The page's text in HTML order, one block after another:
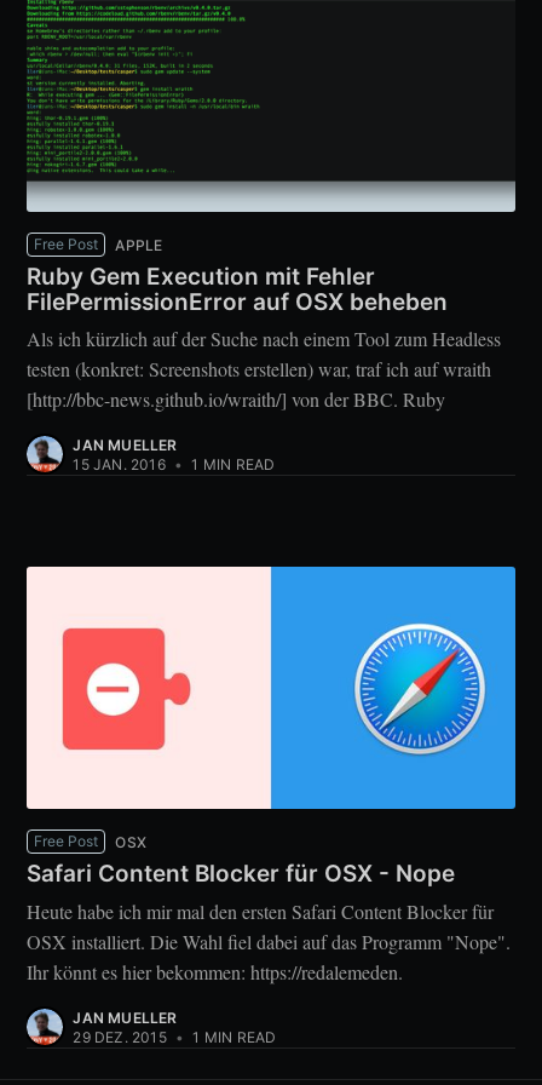
Free Post APPLE
Ruby Gem Execution mit Fehler
FilePermissionError auf OSX beheben
Als ich kürzlich auf der Suche nach einem Tool zum Headless
testen (konkret: Screenshots erstellen) war, traf ich auf wraith
[http://bbc-news.github.io/wraith/] von der BBC. Ruby
JAN MUELLER
15 JAN. 2016 • 1 MIN READ
Free Post OSX
Safari Content Blocker für OSX - Nope
Heute habe ich mir mal den ersten Safari Content Blocker für
OSX installiert. Die Wahl fiel dabei auf das Programm "Nope".
Ihr könnt es hier bekommen: https://redalemeden.
JAN MUELLER
29 DEZ. 2015 • 1 MIN READ